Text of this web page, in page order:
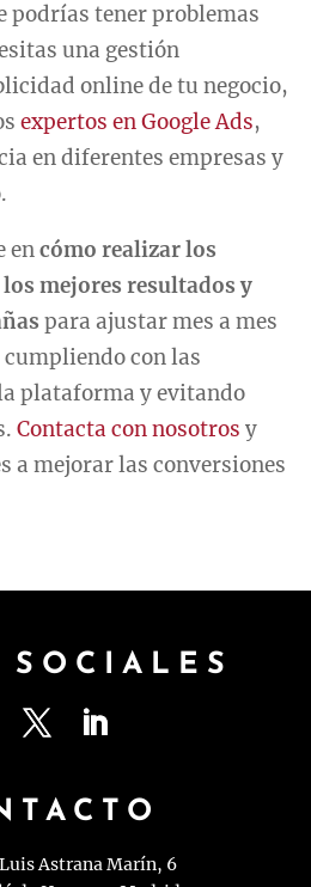
podrías tener problemas
una gestión
online de tu negocio,
expertos en Google Ads,
en diferentes empresas y
encómo realizar los
mejores resultados y
para ajustar mes a mes
cumpliendo con las
plataforma y evitando
Contacta con nosotros y
a mejorar las conversiones
SOCIALES
Astrana Marín, 6